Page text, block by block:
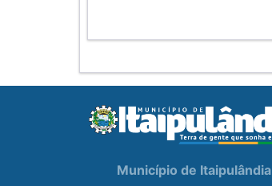
Município de Itaipulândia